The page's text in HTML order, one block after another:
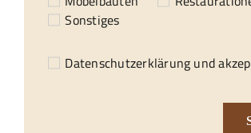
Sonstiges
Datenschutzerklärung und